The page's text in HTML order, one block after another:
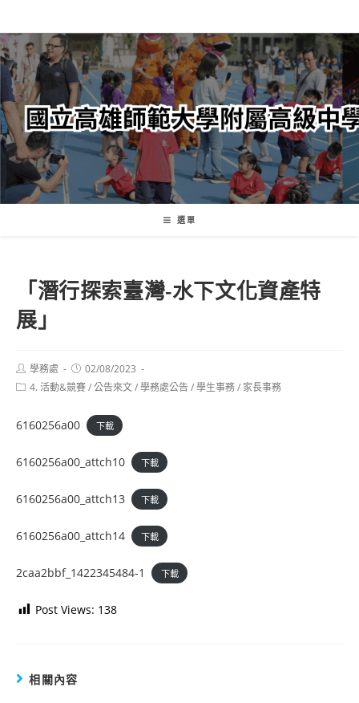
轉
至
主
內
容
選單
「潛行探索臺灣-水下文化資產特
展」
Post
author:
學務處
Post
published:
02/08/2023
Post4. 活動&競賽/公告來文/學務處公告/學生事務/ 家長事務
6160256a00 下載
6160256a00_attch10 下載
6160256a00_attch13 下載
6160256a00_attch14 下載
2caa2bbf_1422345484-1 下載
Post Views: 138
相關內容